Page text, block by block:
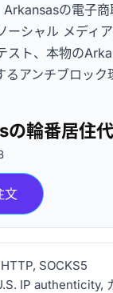
の電子商
ーシャル メディ
スト、本物の
るアンチブロック
輪番居住
文
HTTP, SOCKS5
IP authenticity,